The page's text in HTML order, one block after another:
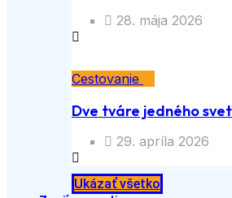
28. mája 2026
Cestovanie
Dve tváre jedného
29. apríla 2026
Ukázať všetko